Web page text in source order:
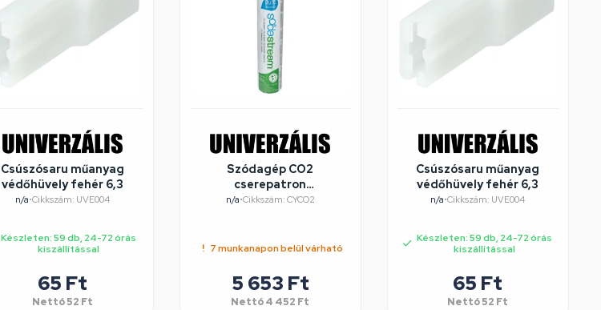
Csúszósaru műanyag
védőhüvely fehér 6,3
n/a•Cikkszám: UVE004
Készleten: 59 db, 24-72 órás
kiszállítással
65 Ft
Nettó52 Ft
Szódagép CO2
cserepatron
SODASTREAM
n/a•Cikkszám: CYCO2
7 munkanapon belül várható
5 653 Ft
Nettó4 452 Ft
Csúszósaru műanyag
védőhüvely fehér 6,3
n/a•Cikkszám: UVE004
Készleten: 59 db, 24-72 órás
kiszállítással
65 Ft
Nettó52 Ft